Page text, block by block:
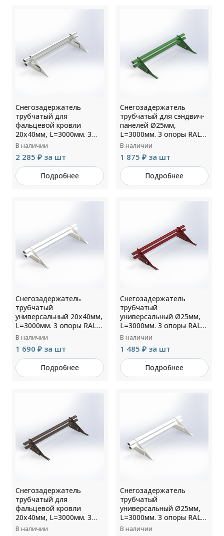
Снегозадержатель
трубчатый для
фальцевой кровли
20х40мм, L=3000мм. 3
опоры
В наличии
2 285 ₽ за шт
Подробнее
Снегозадержатель
трубчатый для сэндвич-
панелей Ø25мм,
L=3000мм. 3 опоры RAL
6002
В наличии
1 875 ₽ за шт
Подробнее
Снегозадержатель
трубчатый
универсальный 20х40мм,
L=3000мм. 3 опоры RAL
9003
В наличии
1 690 ₽ за шт
Подробнее
Снегозадержатель
трубчатый
универсальный Ø25мм,
L=3000мм. 3 опоры RAL
3005
В наличии
1 485 ₽ за шт
Подробнее
Снегозадержатель
трубчатый для
фальцевой кровли
20х40мм, L=3000мм. 3
опоры RAL 8019
В наличии
Снегозадержатель
трубчатый
универсальный Ø25мм,
L=3000мм. 3 опоры RAL
9003
В наличии